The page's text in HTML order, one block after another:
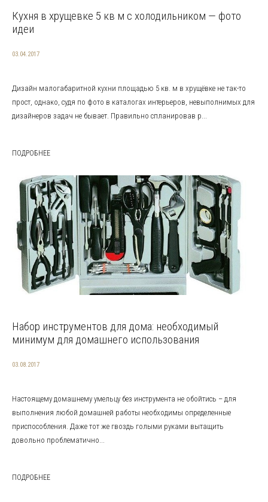
Кухня в хрущевке 5 кв м с холодильником — фото
идеи
03.04.2017
Дизайн малогабаритной кухни площадью 5 кв. м в хрущёвке не так-то
прост, однако, судя по фото в каталогах интерьеров, невыполнимых для
дизайнеров задач не бывает. Правильно спланировав р...
ПОДРОБНЕЕ
Набор инструментов для дома: необходимый
минимум для домашнего использования
03.08.2017
Настоящему домашнему умельцу без инструмента не обойтись – для
выполнения любой домашней работы необходимы определенные
приспособления. Даже тот же гвоздь голыми руками вытащить
довольно проблематично...
ПОДРОБНЕЕ